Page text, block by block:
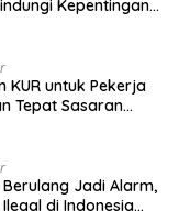
potensi
akan karhutla.
Daerah
Pemerintah
apalagi untuk
penanaman
Kepentingan
KUR untuk Pekerja
Tepat Sasaran
Jadi Alarm,
di Indonesia